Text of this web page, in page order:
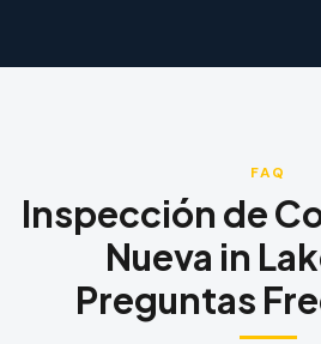
FAQ
Inspección de
Nueva in
Preguntas